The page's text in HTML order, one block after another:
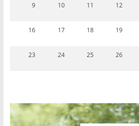
9 10 11 12
16 17 18 19
23 24 25 26